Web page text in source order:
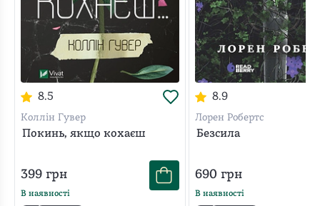
8.5
Коллін Гувер
Покинь, якщо кохаєш
399 грн
В наявності
8.9
Лорен Робертс
Безсила
690грн
В наявності